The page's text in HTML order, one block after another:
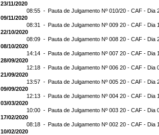
23/11/2020
08:55 - Pauta de Julgamento Nº 010/20 - CAF - Dia
09/11/2020
08:31 - Pauta de Julgamento Nº 009 20 - CAF - Dia
22/10/2020
08:09 - Pauta de Julgamento Nº 008 20 - CAF - Dia
08/10/2020
14:14 - Pauta de Julgamento Nº 007 20 - CAF - Dia
28/09/2020
12:18 - Pauta de Julgamento Nº 006 20 - CAF - Dia
21/09/2020
13:57 - Pauta de Julgamento Nº 005 20 - CAF - Dia
09/09/2020
12:13 - Pauta de Julgamento Nº 004 20 - CAF - Dia
03/03/2020
10:00 - Pauta de Julgamento Nº 003 20 - CAF - Dia
17/02/2020
08:18 - Pauta de Julgamento Nº 002 20 - CAF - Dia
10/02/2020